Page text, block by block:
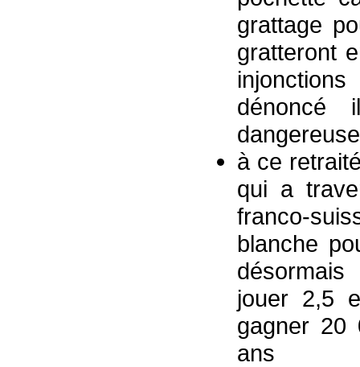
grattage
gratteront
à ce
qui a
franco-
blanche
jouer 2,5
gagner 20
ans